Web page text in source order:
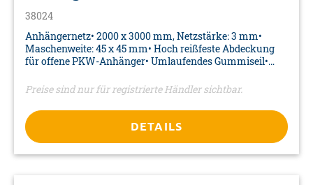
38024
Anhängernetz• 2000 x 3000 mm, Netzstärke: 3 mm•
Maschenweite: 45 x 45 mm• Hoch reißfeste Abdeckung
für offene PKW-Anhänger• Umlaufendes Gummiseil•
PVC-Tasche mit Reißverschluss
Preise sind nur für registrierte Händler sichtbar.
DETAILS